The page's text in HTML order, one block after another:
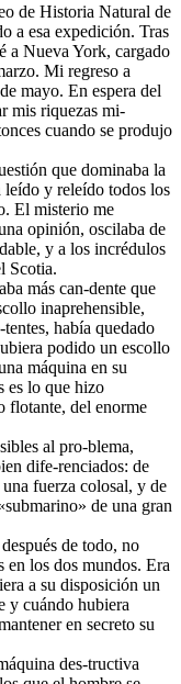
de Historia Natural de
a esa expedición. Tras
a Nueva York, cargado
Mi regreso a
mayo. En espera del
mis riquezas mi-
cuando se produjo
que dominaba la
leído y releído todos los
El misterio me
opinión, oscilaba de
y a los incrédulos
Scotia.
más can-dente que
inaprehensible,
había quedado
podido un escollo
máquina en su
es lo que hizo
flotante, del enorme
al pro-blema,
dife-renciados: de
fuerza colosal, y de
de una gran
de todo, no
en los dos mundos. Era
a su disposición un
y cuándo hubiera
en secreto su
des-tructiva